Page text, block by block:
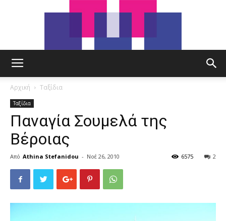
Αρχική Ταξίδια
Ταξίδια
Παναγία Σουμελά της
Βέροιας
Από Athina Stefanidou - Νοέ 26, 2010 2
6575